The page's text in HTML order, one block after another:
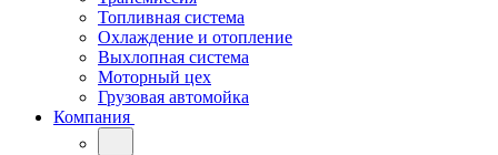
Топливная система
Охлаждение и отопление
Выхлопная система
Моторный цех
Грузовая автомойка
Компания